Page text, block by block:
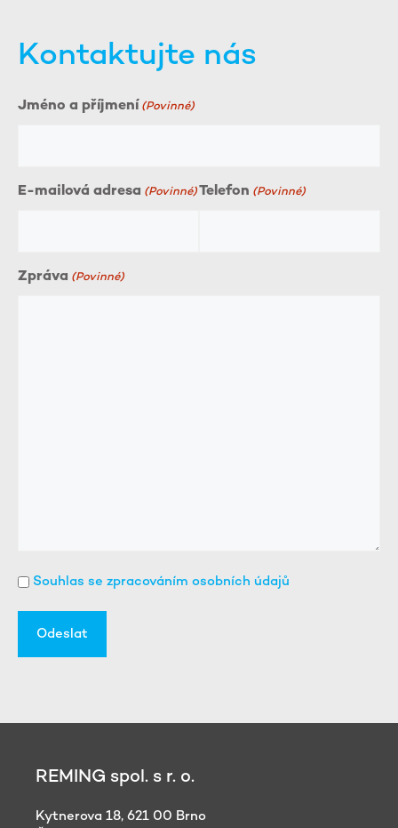
Kontaktujte nás
Jméno a příjmení (Povinné)
E-mailová adresa (Povinné)Telefon (Povinné)
Zpráva (Povinné)
(Povinné)
Souhlas se zpracováním osobních údajů
REMING spol. s r. o.
Kytnerova 18, 621 00 Brno